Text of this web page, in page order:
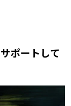
ポートして